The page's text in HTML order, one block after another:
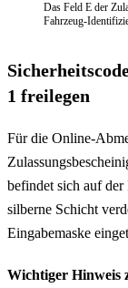
Das Feld E der
Fahrzeug-
1 freilegen
Für die Online-
befindet sich auf
silberne Schicht
Eingabemaske
Wichtiger Hinweis